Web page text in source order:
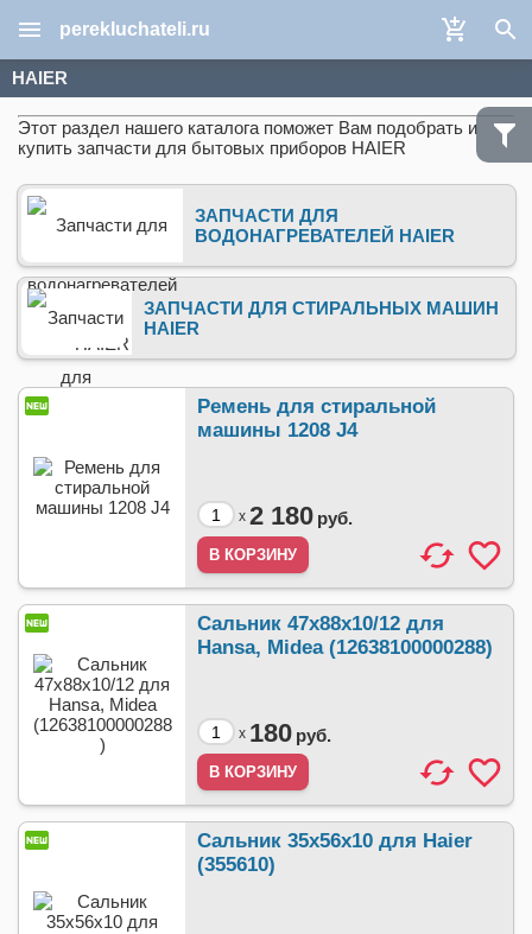
perekluchateli.ru
HAIER
Этот раздел нашего каталога поможет Вам подобрать и
купить запчасти для бытовых приборов HAIER
ЗАПЧАСТИ ДЛЯ
ВОДОНАГРЕВАТЕЛЕЙ HAIER
ЗАПЧАСТИ ДЛЯ СТИРАЛЬНЫХ МАШИН
HAIER
Ремень для стиральной
машины 1208 J4
x 2 180 руб.
Сальник 47x88x10/12 для
Hansa, Midea (12638100000288)
x 180 руб.
Сальник 35x56x10 для Haier
(355610)